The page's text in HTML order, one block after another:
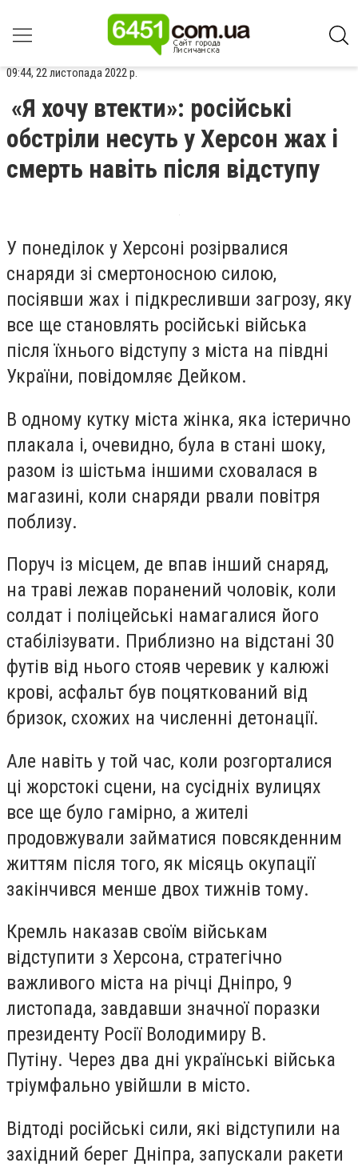
09:44, 22 листопада 2022 р.
«Я хочу втекти»: російські
обстріли несуть у Херсон жах і
смерть навіть після відступу
У понеділок у Херсоні розірвалися
снаряди зі смертоносною силою,
посіявши жах і підкресливши загрозу, яку
все ще становлять російські війська
після їхнього відступу з міста на півдні
України, повідомляє Дейком.
В одному кутку міста жінка, яка істерично
плакала і, очевидно, була в стані шоку,
разом із шістьма іншими сховалася в
магазині, коли снаряди рвали повітря
поблизу.
Поруч із місцем, де впав інший снаряд,
на траві лежав поранений чоловік, коли
солдат і поліцейські намагалися його
стабілізувати. Приблизно на відстані 30
футів від нього стояв черевик у калюжі
крові, асфальт був поцяткований від
бризок, схожих на численні детонації.
Але навіть у той час, коли розгорталися
ці жорстокі сцени, на сусідніх вулицях
все ще було гамірно, а жителі
продовжували займатися повсякденним
життям після того, як місяць окупації
закінчився менше двох тижнів тому.
Кремль наказав своїм військам
відступити з Херсона, стратегічно
важливого міста на річці Дніпро, 9
листопада, завдавши значної поразки
президенту Росії Володимиру В.
Путіну. Через два дні українські війська
тріумфально увійшли в місто.
Відтоді російські сили, які відступили на
західний берег Дніпра, запускали ракети